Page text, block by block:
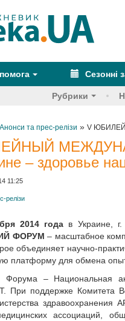
Сезонні
Рубрики
Анонси та прес-релізи » V
– здоровье
11:25
релізи
2014 года в Украине,
ФОРУМ– масштабное
объединяет научно-
платформу для обмена
Форума – Национальная
При поддержке Комитета
ассоциаций,